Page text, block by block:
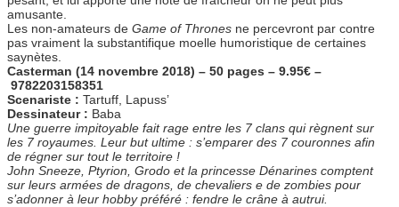
amusante.
Les non-amateurs de Game of Thrones ne percevront par contre
pas vraiment la substantifique moelle humoristique de certaines
saynètes.
Casterman (14 novembre 2018) – 50 pages – 9.95€ –
9782203158351
Scenariste : Tartuff, Lapuss’
Dessinateur : Baba
Une guerre impitoyable fait rage entre les 7 clans qui règnent sur
les 7 royaumes. Leur but ultime : s’emparer des 7 couronnes afin
de régner sur tout le territoire !
John Sneeze, Ptyrion, Grodo et la princesse Dénarines comptent
sur leurs armées de dragons, de chevaliers e de zombies pour
s’adonner à leur hobby préféré : fendre le crâne à autrui.